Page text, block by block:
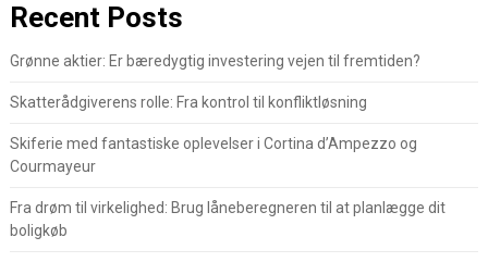
Recent Posts
Grønne aktier: Er bæredygtig investering vejen til fremtiden?
Skatterådgiverens rolle: Fra kontrol til konfliktløsning
Skiferie med fantastiske oplevelser i Cortina d’Ampezzo og
Courmayeur
Fra drøm til virkelighed: Brug låneberegneren til at planlægge dit
boligkøb